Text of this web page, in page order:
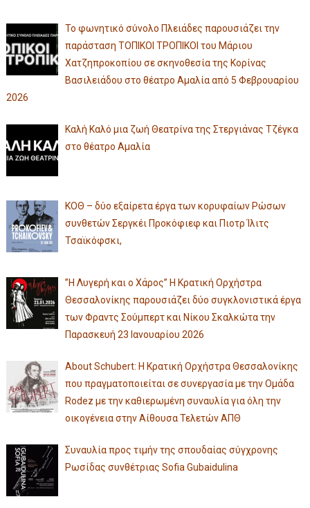
Το φωνητικό σύνολο Πλειάδες παρουσιάζει την
παράσταση ΤΟΠΙΚΟΙ ΤΡΟΠΙΚΟΙ του Μάριου
Χατζηπροκοπίου σε σκηνοθεσία της Κορίνας
Βασιλειάδου στο θέατρο Αμαλία από 5 Φεβρουαρίου
2026
Καλή Καλό μια ζωή Θεατρίνα της Στεργιάνας Τζέγκα
στο θέατρο Αμαλία
ΚΟΘ – δύο εξαίρετα έργα των κορυφαίων Ρώσων
συνθετών Σεργκέι Προκόφιεφ και Πιοτρ Ίλιτς
Τσαϊκόφσκι,
”Η Λυγερή και ο Χάρος” Η Κρατική Ορχήστρα
Θεσσαλονίκης παρουσιάζει δύο συγκλονιστικά έργα
των Φραντς Σούμπερτ και Νίκου Σκαλκώτα την
Παρασκευή 23 Ιανουαρίου 2026
About Schubert: Η Κρατική Ορχήστρα Θεσσαλονίκης
που πραγματοποιείται σε συνεργασία με την Ομάδα
Rodez με την καθιερωμένη συναυλία για όλη την
οικογένεια στην Αίθουσα Τελετών ΑΠΘ
Συναυλία προς τιμήν της σπουδαίας σύγχρονης
Ρωσίδας συνθέτριας Sofia Gubaidulina